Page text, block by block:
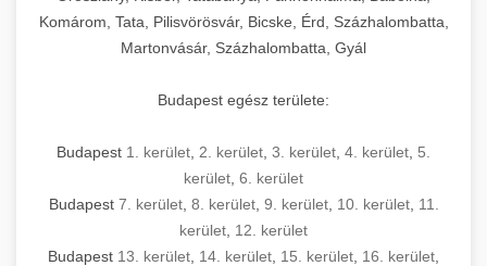
Komárom, Tata, Pilisvörösvár, Bicske, Érd, Százhalombatta,
Martonvásár, Százhalombatta, Gyál
Budapest egész területe:
Budapest 1. kerület 2. kerület 3. kerület 4. kerület 5.
kerület 6. kerület
Budapest 7. kerület, 8. kerület, 9. kerület, 10. kerület, 11.
kerület 12. kerület
Budapest 13. kerület 14. kerület 15. kerület 16. kerület